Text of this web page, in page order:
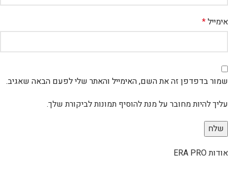
אימייל*
שמור בדפדפן זה את השם, האימייל והאתר שלי לפעם הבאה שאגיב.
עליך להיות מחובר על מנת להוסיף תמונות לביקורת שלך.
אודות ERA PRO